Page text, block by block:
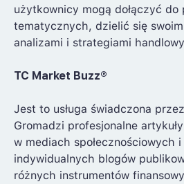
użytkownicy mogą dołączyć do
tematycznych, dzielić się
analizami i strategiami
TC Market Buzz®
Jest to usługa świadczona
Gromadzi profesjonalne
w mediach społecznościowych
indywidualnych blogów
różnych instrumentów